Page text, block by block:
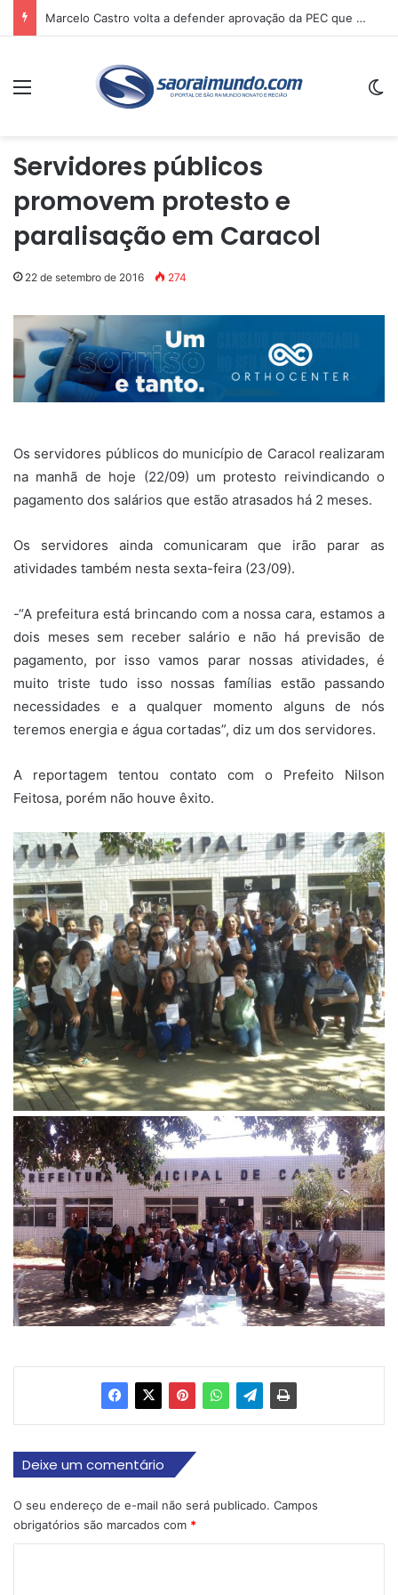
Marcelo Castro volta a defender aprovação da PEC que acaba com a escala 6×1 e avalia clima no Senado
Menu
Servidores públicos
promovem protesto e
paralisação em Caracol
22 de setembro de 2016 274
Os servidores públicos do município de Caracol realizaram
na manhã de hoje (22/09) um protesto reivindicando o
pagamento dos salários que estão atrasados há 2 meses.
Os servidores ainda comunicaram que irão parar as
atividades também nesta sexta-feira (23/09).
-“A prefeitura está brincando com a nossa cara, estamos a
dois meses sem receber salário e não há previsão de
pagamento, por isso vamos parar nossas atividades, é
muito triste tudo isso nossas famílias estão passando
necessidades e a qualquer momento alguns de nós
teremos energia e água cortadas”, diz um dos servidores.
A reportagem tentou contato com o Prefeito Nilson
Feitosa, porém não houve êxito.
Deixe um comentário
O seu endereço de e-mail não será publicado. Campos
obrigatórios são marcados com *